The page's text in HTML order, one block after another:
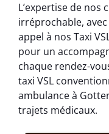
L’expertise de
irréprochable,
appel à nos Taxi
pour un
chaque rendez-
taxi VSL
ambulance à
trajets médicaux.